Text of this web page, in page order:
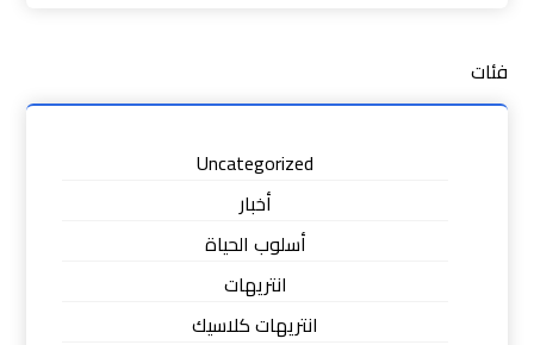
فئات
Uncategorized
أخبار
أسلوب الحياة
انتريهات
انتريهات كلاسيك